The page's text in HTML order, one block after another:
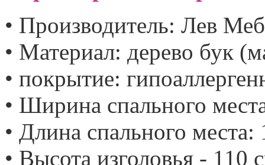
• Производитель: Лев
• Материал: дерево бук
• покрытие:
• Ширина спального
• Длина спального места:
• Высота изголовья - 110